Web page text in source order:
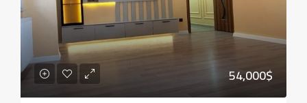
54,000$